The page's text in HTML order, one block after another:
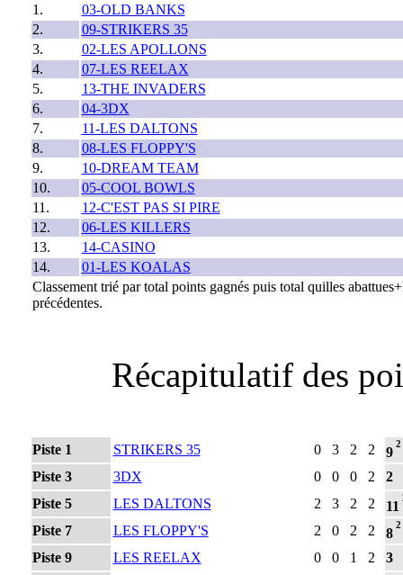
1.
03-OLD BANKS
2.
09-STRIKERS 35
3.
02-LES APOLLONS
4.
07-LES REELAX
5.
13-THE INVADERS
6.
04-3DX
7.
11-LES DALTONS
8.
08-LES FLOPPY'S
9.
10-DREAM TEAM
10.
05-COOL BOWLS
11.
12-C'EST PAS SI PIRE
12.
06-LES KILLERS
13.
14-CASINO
14.
01-LES KOALAS
Classement trié par total points gagnés puis total quilles
précédentes.
Récapitulatif des
Piste 1 STRIKERS 35 0 3 2 2 9
2
Piste 3 3DX 0 0 0 2
2
Piste 5
LES DALTONS 2 3 2 2 11
Piste 7 LES FLOPPY'S 2 0 2 2 8
2
Piste 9 LES REELAX 0 0 1 2
3